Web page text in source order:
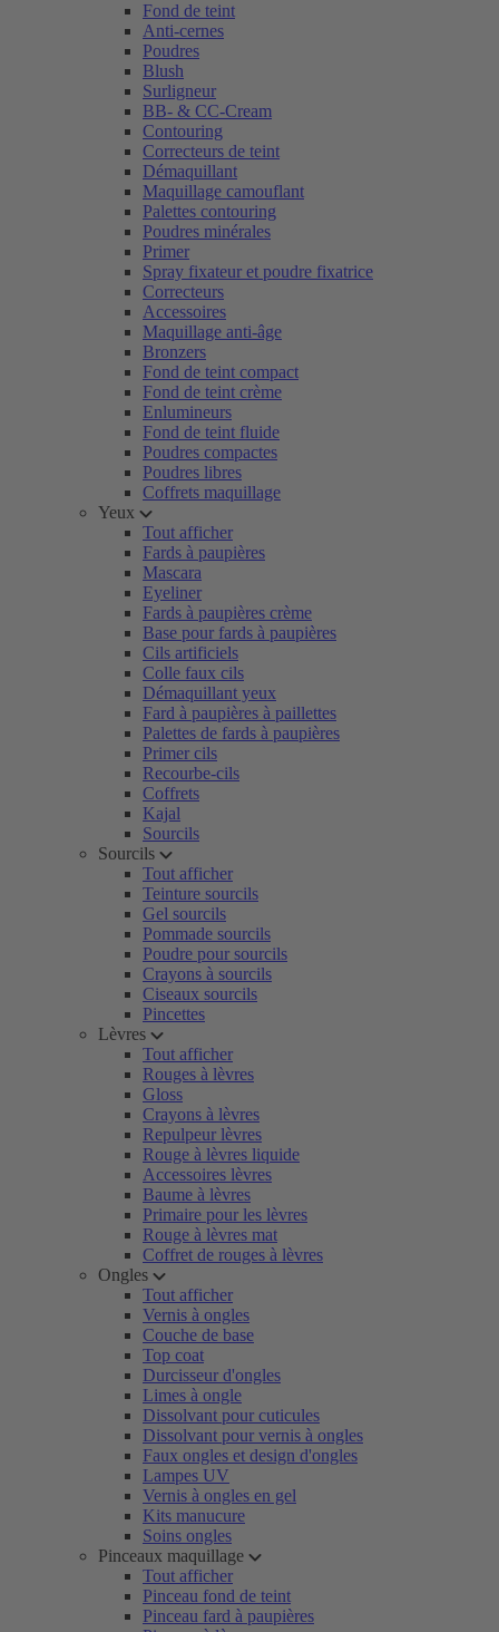
Fond de teint
Anti-cernes
Poudres
Blush
Surligneur
BB- & CC-Cream
Contouring
Correcteurs de teint
Démaquillant
Maquillage camouflant
Palettes contouring
Poudres minérales
Primer
Spray fixateur et poudre fixatrice
Correcteurs
Accessoires
Maquillage anti-âge
Bronzers
Fond de teint compact
Fond de teint crème
Enlumineurs
Fond de teint fluide
Poudres compactes
Poudres libres
Coffrets maquillage
Yeux
Tout afficher
Fards à paupières
Mascara
Eyeliner
Fards à paupières crème
Base pour fards à paupières
Cils artificiels
Colle faux cils
Démaquillant yeux
Fard à paupières à paillettes
Palettes de fards à paupières
Primer cils
Recourbe-cils
Coffrets
Kajal
Sourcils
Sourcils
Tout afficher
Teinture sourcils
Gel sourcils
Pommade sourcils
Poudre pour sourcils
Crayons à sourcils
Ciseaux sourcils
Pincettes
Lèvres
Tout afficher
Rouges à lèvres
Gloss
Crayons à lèvres
Repulpeur lèvres
Rouge à lèvres liquide
Accessoires lèvres
Baume à lèvres
Primaire pour les lèvres
Rouge à lèvres mat
Coffret de rouges à lèvres
Ongles
Tout afficher
Vernis à ongles
Couche de base
Top coat
Durcisseur d'ongles
Limes à ongle
Dissolvant pour cuticules
Dissolvant pour vernis à ongles
Faux ongles et design d'ongles
Lampes UV
Vernis à ongles en gel
Kits manucure
Soins ongles
Pinceaux maquillage
Tout afficher
Pinceau fond de teint
Pinceau fard à paupières